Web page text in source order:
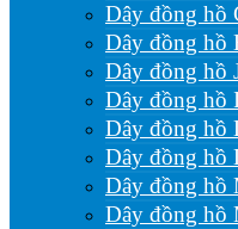
Dây đồng hồ
Dây đồng hồ
Dây đồng hồ
Dây đồng hồ
Dây đồng hồ
Dây đồng hồ
Dây đồng hồ
Dây đồng hồ